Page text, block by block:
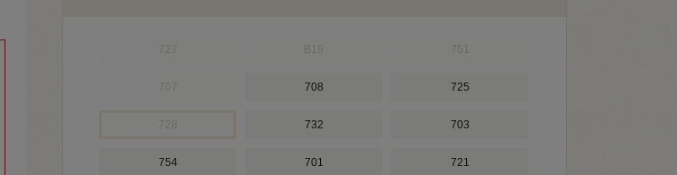
708 725
732 703
754 701 721